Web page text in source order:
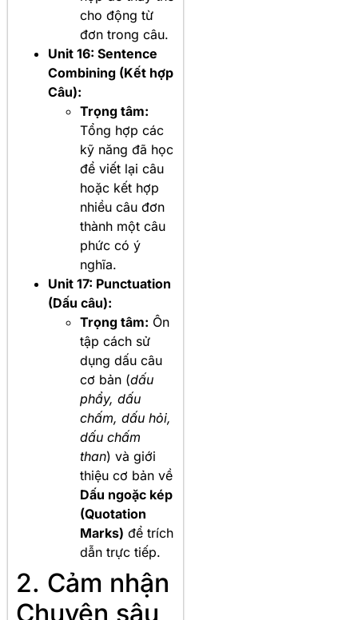
cho động từ
đơn trong câu.
Unit 16: Sentence
Combining (Kết hợp
Câu):
Trọng tâm:
Tổng hợp các
kỹ năng đã học
để viết lại câu
hoặc kết hợp
nhiều câu đơn
thành một câu
phức có ý
nghĩa.
Unit 17: Punctuation
(Dấu câu):
Trọng tâm: Ôn
tập cách sử
dụng dấu câu
cơ bản (dấu
phẩy, dấu
chấm, dấu hỏi,
dấu chấm
than) và giới
thiệu cơ bản về
Dấu ngoặc kép
(Quotation
Marks) để trích
dẫn trực tiếp.
2. Cảm nhận
Chuyên sâu